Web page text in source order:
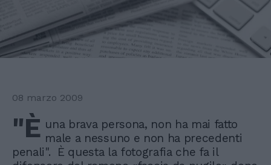
08 marzo 2009
"È una brava persona, non ha mai fatto
male a nessuno e non ha precedenti
penali". È questa la fotografia che fa il